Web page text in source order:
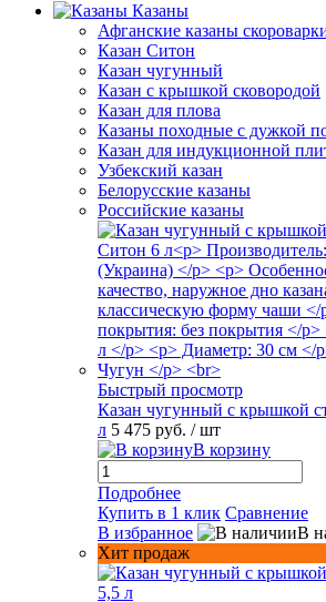
Казаны
Афганские казаны
Казан Ситон
Казан чугунный
Казан с крышкой сковородой
Казан для плова
Казаны походные с дужкой
Казан для индукционной
Узбекский казан
Белорусские казаны
Российские казаны
Быстрый просмотр
Казан чугунный с крышкой
л 5 475 руб. / шт
В корзину
Подробнее
Купить в 1 клик Сравнение
В избранное
В
Хит продаж